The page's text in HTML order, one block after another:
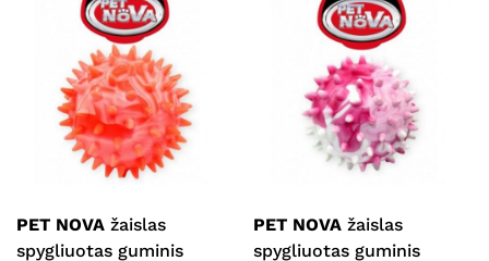
PET NOVA žaislas
spygliuotas guminis
PET NOVA žaislas
spygliuotas guminis